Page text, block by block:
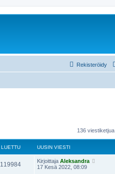
Rekisteröidy
136 viestiketjua
LUETTU UUSIN VIESTI
119984 Kirjoittaja Aleksandra
17 Kesä 2022, 08:09